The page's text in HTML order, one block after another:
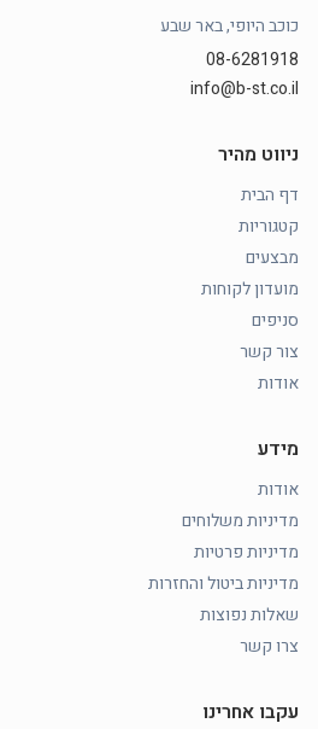
כוכב היופי, באר שבע
08-6281918
info@b-st.co.il
ניווט מהיר
דף הבית
קטגוריות
מבצעים
מועדון לקוחות
סניפים
צור קשר
אודות
מידע
אודות
מדיניות משלוחים
מדיניות פרטיות
מדיניות ביטול והחזרות
שאלות נפוצות
צרו קשר
עקבו אחרינו